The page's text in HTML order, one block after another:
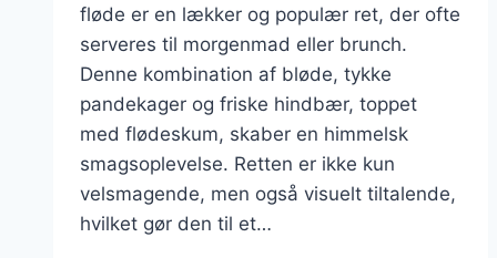
fløde er en lækker og populær ret, der ofte
serveres til morgenmad eller brunch.
Denne kombination af bløde, tykke
pandekager og friske hindbær, toppet
med flødeskum, skaber en himmelsk
smagsoplevelse. Retten er ikke kun
velsmagende, men også visuelt tiltalende,
hvilket gør den til et…